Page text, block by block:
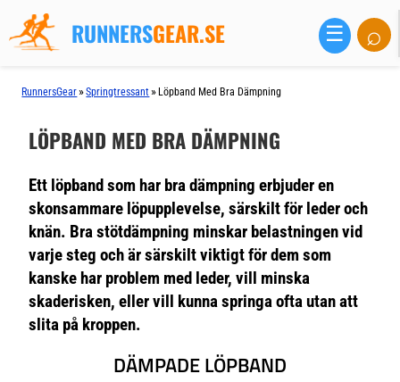
RUNNERSGEAR.SE ☰ ⌕
RunnersGear »Springtressant » Löpband Med Bra Dämpning
LÖPBAND MED BRA DÄMPNING
Ett löpband som har bra dämpning erbjuder en
skonsammare löpupplevelse, särskilt för leder och
knän. Bra stötdämpning minskar belastningen vid
varje steg och är särskilt viktigt för dem som
kanske har problem med leder, vill minska
skaderisken, eller vill kunna springa ofta utan att
slita på kroppen.
DÄMPADE LÖPBAND